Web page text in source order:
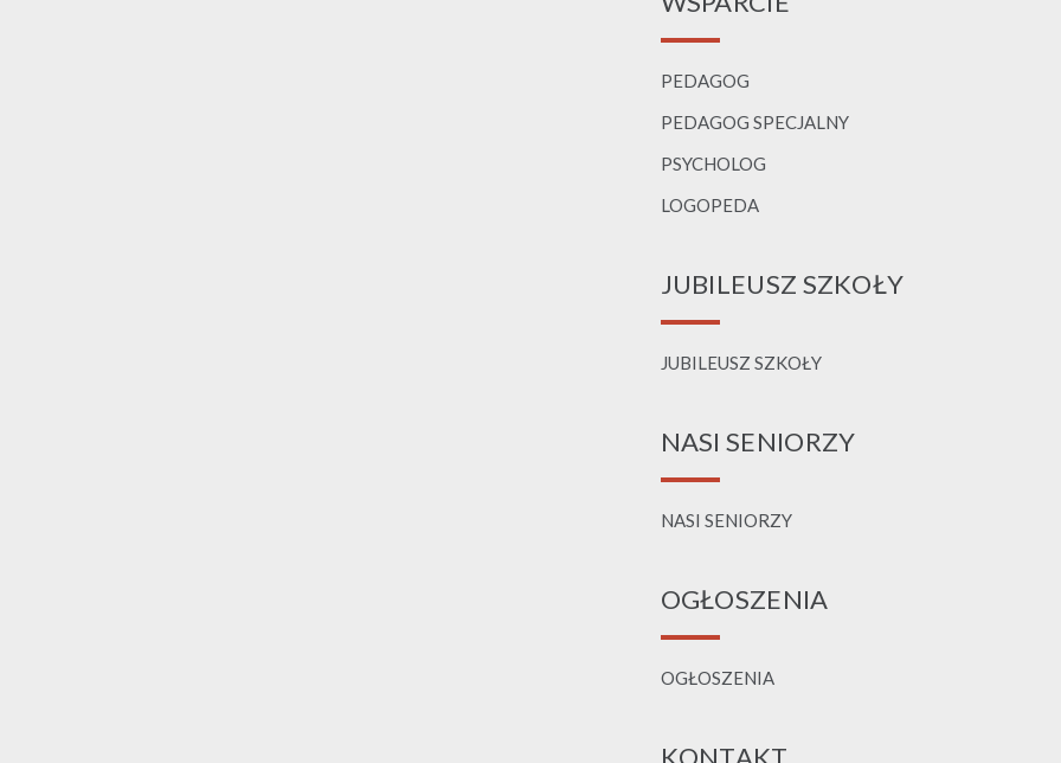
PEDAGOG
PEDAGOG SPECJALNY
PSYCHOLOG
LOGOPEDA
JUBILEUSZ SZKOŁY
JUBILEUSZ SZKOŁY
NASI SENIORZY
NASI SENIORZY
OGŁOSZENIA
OGŁOSZENIA
KONTAKT